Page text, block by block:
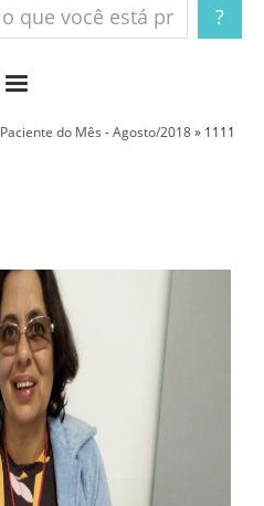
Paciente do Mês - Agosto/2018» 1111